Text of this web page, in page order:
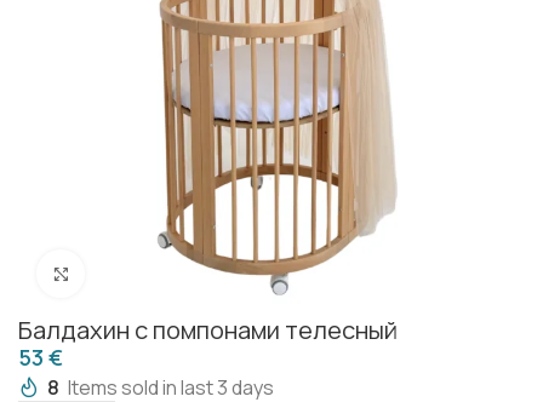
Click to enlarge
Балдахин с помпонами телесный
€
8 Items sold in last 3 days